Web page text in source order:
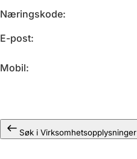
Næringskode
E-post
Mobil
Søk i Virksomhetsopplysninger